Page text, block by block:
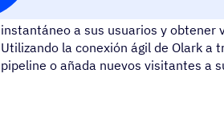
Olark hace que sea fácil de añadir
instantáneo a sus usuarios y obtener
Utilizando la conexión ágil de Olark a
pipeline o añada nuevos visitantes a